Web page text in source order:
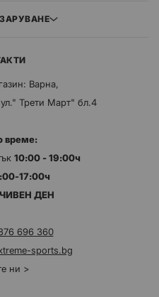
Варна,
Трети Март" бл.4
време:
10:00 - 19:00ч
17:00ч
ДЕН
696 360
sports.bg
ни >